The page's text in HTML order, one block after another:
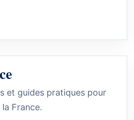
et guides pratiques pour
France.